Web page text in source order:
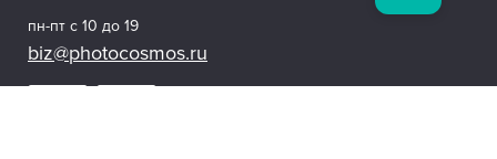
пн-пт с 10 до 19
biz@photocosmos.ru